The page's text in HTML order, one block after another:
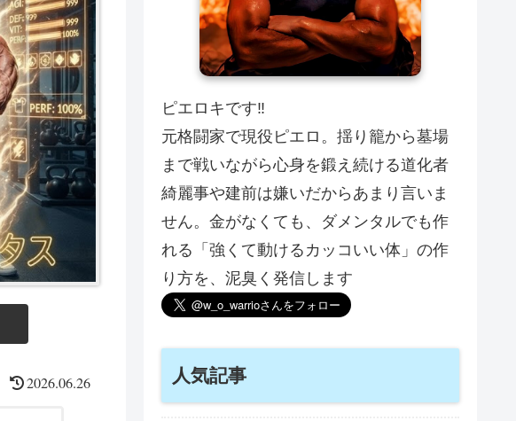
2026.06.26
ピエロキです‼️
元格闘家で現役ピエロ。揺り籠から墓場
まで戦いながら心身を鍛え続ける道化者
綺麗事や建前は嫌いだからあまり言いま
せん。金がなくても、ダメンタルでも作
れる「強くて動けるカッコいい体」の作
り方を、泥臭く発信します
人気記事